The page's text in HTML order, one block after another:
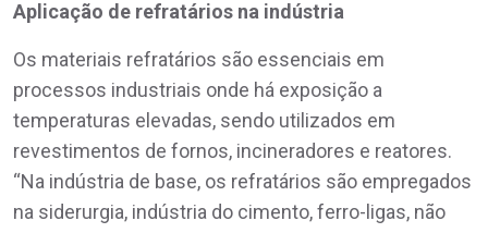
Aplicação de refratários na indústria
Os materiais refratários são essenciais em
processos industriais onde há exposição a
temperaturas elevadas, sendo utilizados em
revestimentos de fornos, incineradores e reatores.
“Na indústria de base, os refratários são empregados
na siderurgia, indústria do cimento, ferro-ligas, não